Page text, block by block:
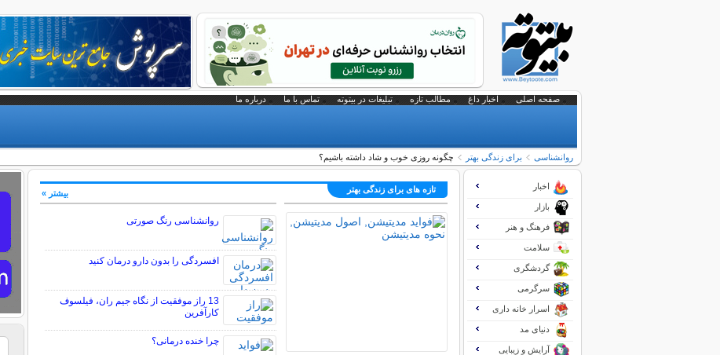
صفحه اصلی اخبار داغ مطالب تازه تبلیغات در بیتوته تماس با ما درباره ما
روانشناسی برای زندگی بهتر چگونه روزی خوب و شاد داشته باشیم؟
تازه های برای زندگی بهتر
روانشناسی رنگ صورتی
افسردگی را بدون دارو درمان کنید
13 راز موفقیت از نگاه جیم ران، فیلسوف
کارآفرین
چرا خنده درمانی؟
بیشتر »
اخبار
بازار
فرهنگ و هنر
سلامت
گردشگری
سرگرمی
اسرار خانه داری
دنیای مد
آرایش و زیبایی